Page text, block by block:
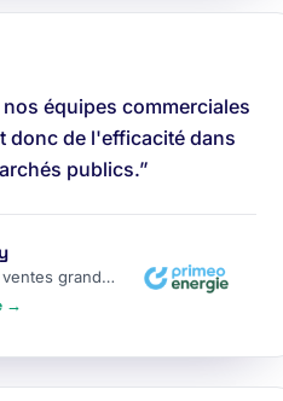
équipes commerciales
donc de l'efficacité dans
publics.”
Responsable des ventes grands comptes
→